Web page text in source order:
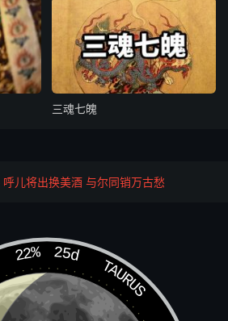
之炁，用一高明轩豁处，法师静默
荡。
目宇宙炎旱亢阳，收至，吸入咽下
汨入海底，便见海中波涛涌动，云雾
黑炁进出，遍满天地。元海之水上
极目乾坤淋霾阴翳，收至，吸入咽下
，舒为晴景。
符作用召遣，立见报应。
，维中闭炁急书。
三魂七魄
儿将出换美酒 与尔同销万古愁
22% 25d
TAURUS